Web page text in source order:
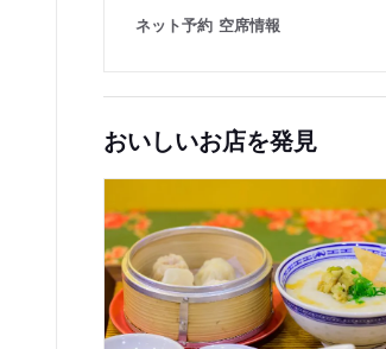
ネット予約 空席情報
おいしいお店を発見